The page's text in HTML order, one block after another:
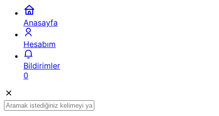
Anasayfa
Hesabım
Bildirimler
0